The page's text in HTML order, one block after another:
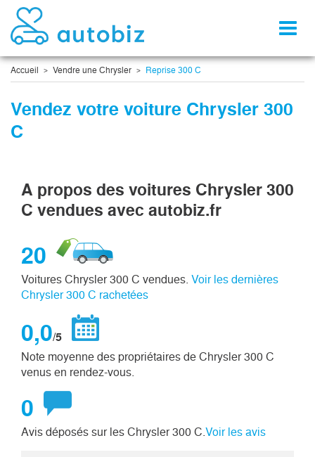
Accueil Vendre une Chrysler Reprise 300 C
Vendez votre voiture Chrysler 300
C
A propos des voitures Chrysler 300
C vendues avec autobiz.fr
20
Voitures Chrysler 300 C vendues. Voir les dernières
Chrysler 300 C rachetées
0,0/5
Note moyenne des propriétaires de Chrysler 300 C
venus en rendez-vous.
0
Avis déposés sur les Chrysler 300 C. Voir les avis